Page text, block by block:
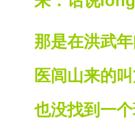
那是在洪武
医闾山来的
也没找到一